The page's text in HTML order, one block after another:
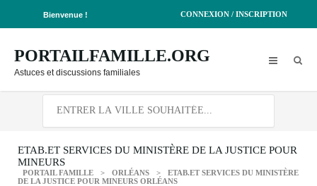
Bienvenue ! CONNEXION / INSCRIPTION
PORTAILFAMILLE.ORG
Astuces et discussions familiales
ETAB.ET SERVICES DU MINISTÈRE DE LA JUSTICE POUR
MINEURS
PORTAIL FAMILLE > ORLÉANS >
ETAB.ET SERVICES DU MINISTÈRE
DE LA JUSTICE POUR MINEURS ORLÉANS